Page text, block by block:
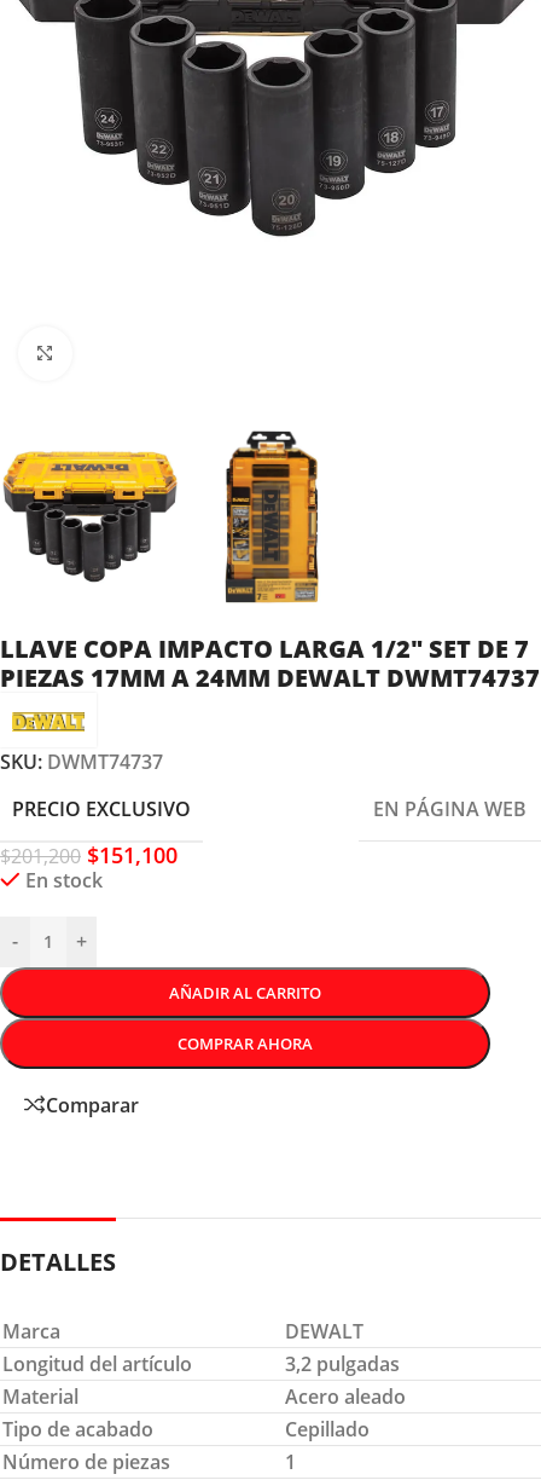
LLAVE COPA IMPACTO LARGA 1/2″ SET DE 7
PIEZAS 17MM A 24MM DEWALT DWMT74737
SKU: DWMT74737
PRECIO EXCLUSIVO
EN PÁGINA WEB
$201,200 $151,100
En stock
- +
AÑADIR AL CARRITO
COMPRAR AHORA
Comparar
DETALLES
Marca
DEWALT
Longitud del artículo
3,2 pulgadas
Material
Acero aleado
Tipo de acabado
Cepillado
Número de piezas
1